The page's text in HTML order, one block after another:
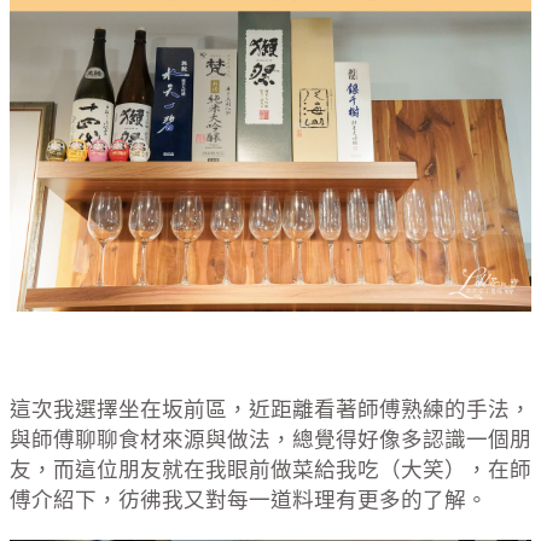
這次我選擇坐在坂前區，近距離看著師傅熟練的手法，
與師傅聊聊食材來源與做法，總覺得好像多認識一個朋
友，而這位朋友就在我眼前做菜給我吃（大笑），在師
傅介紹下，彷彿我又對每一道料理有更多的了解。